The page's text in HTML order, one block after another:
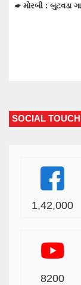
☛ વાંકાનેરમાં
SOCIAL TOUCH
1,42,000
8200